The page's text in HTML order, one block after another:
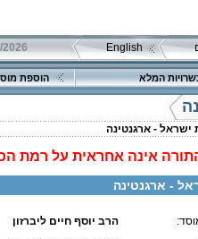
English
המלא הוספת
- ארגנטינה
אינה אחראית על רמת
- ארגנטינה
הרב יוסף חיים ליברזון